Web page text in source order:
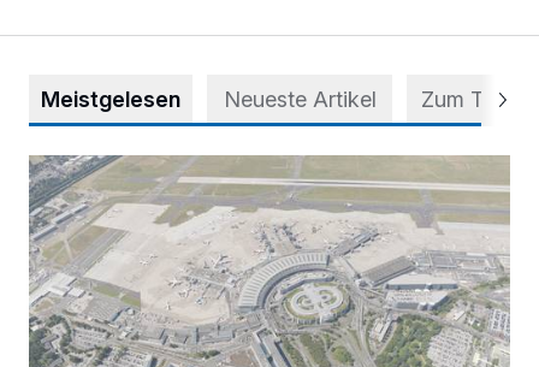
Meistgelesen Neueste Artikel Zum Thema
Vorsicht bei dubiosen „Park & Fly“-Anbietern